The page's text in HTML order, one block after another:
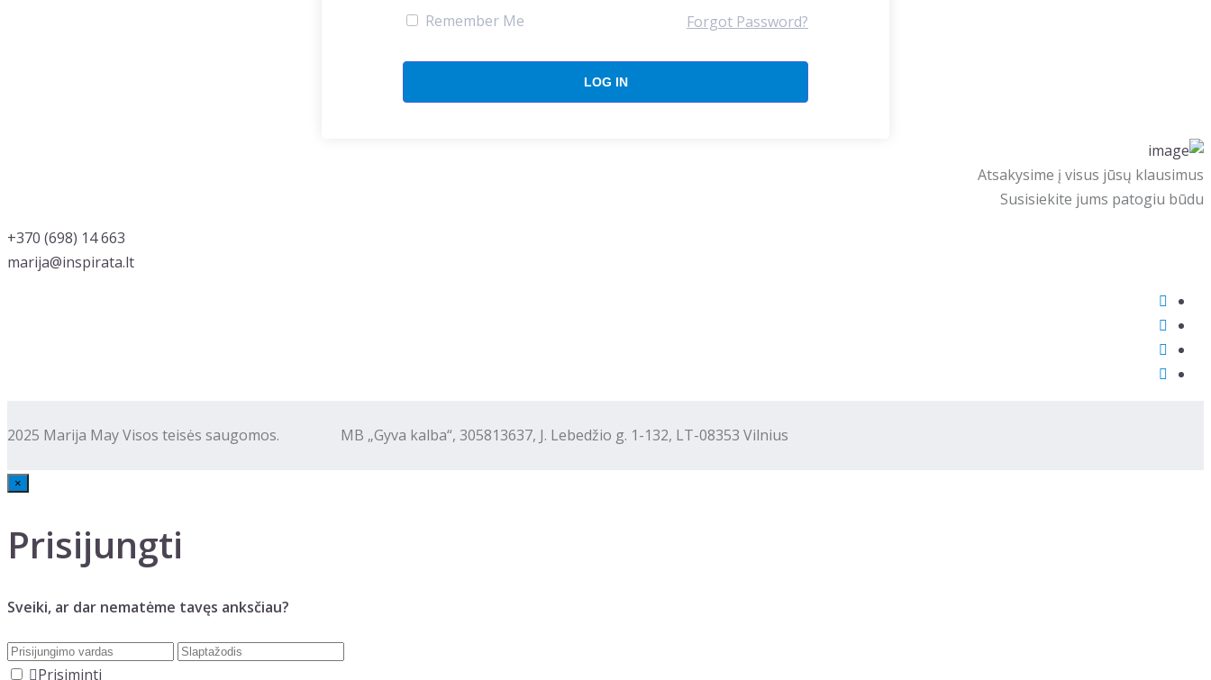
Remember Me Forgot Password?
Atsakysime į visus jūsų klausimus
Susisiekite jums patogiu būdu
‭+370 (698) 14 663
marija@inspirata.lt
2025 Marija May Visos teisės saugomos. MB „Gyva kalba“, 305813637, J. Lebedžio g. 1-132, LT-08353 Vilnius
×
Prisijungti
Sveiki, ar dar nematėme tavęs anksčiau?
Prisiminti